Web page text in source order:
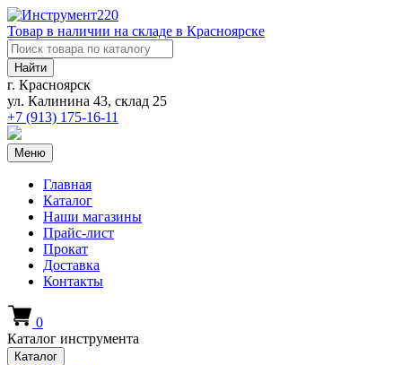
Товар в наличии на складе в Красноярске
Найти
г. Красноярск
ул. Калинина 43, склад 25
+7 (913) 175-16-11
Меню
Главная
Каталог
Наши магазины
Прайс-лист
Прокат
Доставка
Контакты
0
Каталог инструмента
Каталог